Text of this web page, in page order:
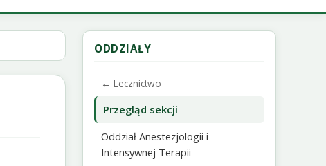
ODDZIAŁY
← Lecznictwo
Przegląd sekcji
Oddział Anestezjologii i
Intensywnej Terapii